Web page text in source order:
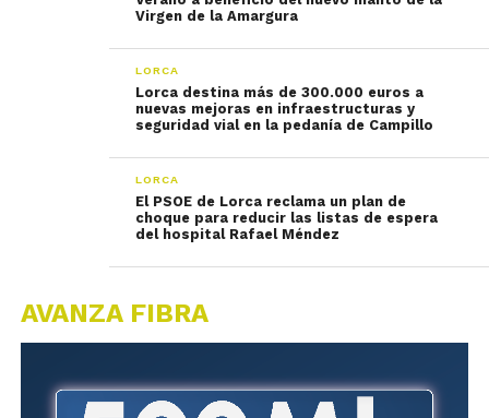
Virgen de la Amargura
LORCA
Lorca destina más de 300.000 euros a
nuevas mejoras en infraestructuras y
seguridad vial en la pedanía de Campillo
LORCA
El PSOE de Lorca reclama un plan de
choque para reducir las listas de espera
del hospital Rafael Méndez
AVANZA FIBRA